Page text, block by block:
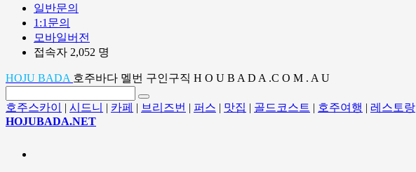
일반문의
1:1문의
모바일버전
접속자 2,052 명
HOJU BADA 호주바다 멜번 구인구직 H O U B A D A .C O M . A U
호주스카이 | 시드니 | 카페 | 브리즈번 | 퍼스 | 맛집 | 골드코스트 | 호주여행 | 레스토랑
HOJUBADA.NET